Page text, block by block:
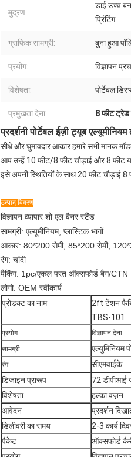
मुद्रण:
डाई उच्च
प्रिंटिंग
ग्राफिक सामग्री: बुना हुआ
प्रयोग: विज्ञापन
विशेषता: पोर्टेबल
प्रमुखता देना: 8 फीट ट्रेड
प्रदर्शनी पोर्टेबल ईज़ी ट्यूब
सीधे और घुमावदार आकार हमारे सभी मानक
आप उन्हें 10 फीट/8 फीट चौड़ाई और 8 फीट
इसे अपनी स्थितियों के साथ 20 फीट चौड़ाई 8
उत्पाद विवरण
विज्ञापन व्यापार शो एल बैनर स्टैंड
सामग्री: एल्यूमीनियम, प्लास्टिक भागों
आकार: 80*200 सेमी, 85*200 सेमी,
रंग: चांदी
पैकिंग: 1pc/एकल परत ऑक्सफोर्ड बैग/CTN
लोगो: OEM स्वीकार्य
प्रोडक्ट का नाम
2ft टेंशन
TBS-101
प्रयोग
विज्ञापन देना
सामग्री
एल्युमिनियम
रंग
सीएमवाईके
डिजाइन प्रारूप
72 डीपीआई
विशेषता
हल्का वज़न
आवेदन
प्रदर्शन
डिलीवरी का समय
2-3 कार्य
पैकेट
ऑक्सफोर्ड